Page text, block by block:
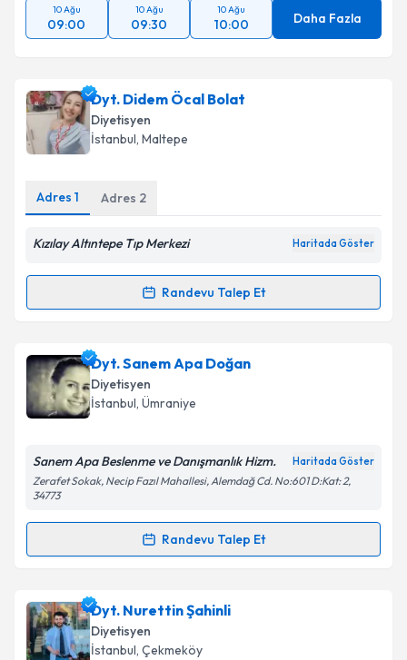
10 Ağu
09:00
10 Ağu
09:30
10 Ağu
10:00 Daha Fazla
Dyt. Didem Öcal Bolat
Diyetisyen
İstanbul, Maltepe
Adres 1 Adres 2
Kızılay Altıntepe Tıp Merkezi Haritada Göster
Randevu Talep Et
Randevu Takvimi Talebi
Dyt. Didem Öcal Bolatiçin randevu takvimi talebi
oluşturun. Size bu uzmandan randevu almanız için bir
takvim hazırlandığında e-posta ile bilgilendireceğiz.
Kişisel verilerimin işlenmesine ilişkinAydınlatma
'ni okudum ve kişisel verilerimin belirtilen
kapsamda işlenmesini kabul ediyorum.
Takvim Talebini Gönder
Dyt. Sanem Apa Doğan
Diyetisyen
İstanbul, Ümraniye
Sanem Apa Beslenme ve Danışmanlık Hizm. Haritada Göster
Zerafet Sokak, Necip Fazıl Mahallesi, Alemdağ Cd. No:601 D:Kat: 2,
34773
Randevu Talep Et
Randevu Takvimi Talebi
Dyt. Sanem Apa Doğaniçin randevu takvimi talebi
oluşturun. Size bu uzmandan randevu almanız için bir
takvim hazırlandığında e-posta ile bilgilendireceğiz.
Dyt. Nurettin Şahinli
Diyetisyen
İstanbul, Çekmeköy